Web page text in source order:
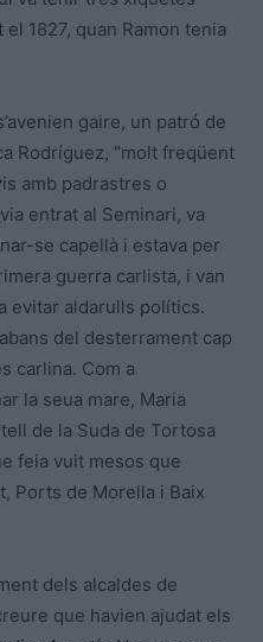
1827, quan Ramon tenia
gaire, un patró de
Rodríguez, “molt freqüent
amb padrastres o
entrat al Seminari, va
se capellà i estava per
guerra carlista, i van
evitar aldarulls polítics.
del desterrament cap
carlina. Com a
la seua mare, Maria
de la Suda de Tortosa
feia vuit mesos que
Ports de Morella i Baix
dels alcaldes de
que havien ajudat els